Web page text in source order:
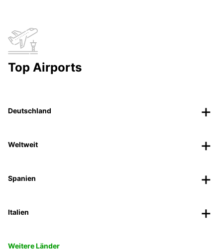
Top Airports
Deutschland
Weltweit
Spanien
Italien
Weitere Länder